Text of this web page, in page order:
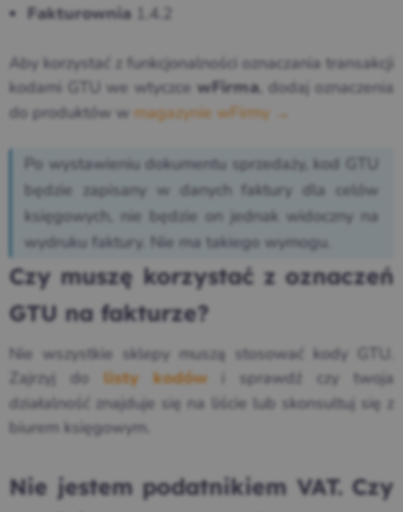
Fakturownia 1.4.2
Aby korzystać z funkcjonalności oznaczania transakcji
kodami GTU we wtyczce wFirma, dodaj oznaczenia
do produktów w magazynie wFirmy →
Po wystawieniu dokumentu sprzedaży, kod GTU
będzie zapisany w danych faktury dla celów
księgowych, nie będzie on jednak widoczny na
wydruku faktury. Nie ma takiego wymogu.
Czy muszę korzystać z oznaczeń
GTU na fakturze?
Nie wszystkie sklepy muszą stosować kody GTU.
Zajrzyj do
listy kodówi sprawdź czy twoja
działalność znajduje się na liście lub skonsultuj się z
biurem księgowym.
Nie jestem podatnikiem VAT. Czy